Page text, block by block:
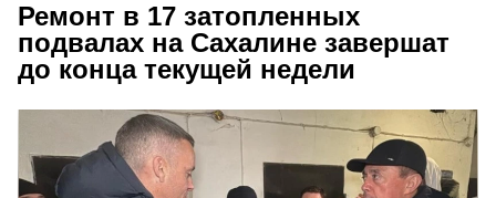
Ремонт в 17 затопленных
подвалах на Сахалине завершат
до конца текущей недели